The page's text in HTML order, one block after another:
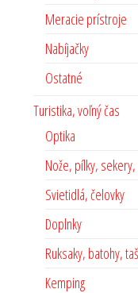
Meracie prístroje
Nabíjačky
Ostatné
Turistika, voľný čas
Optika
Nože, pílky,
Svietidlá, čelovky
Doplnky
Ruksaky, batohy,
Kemping